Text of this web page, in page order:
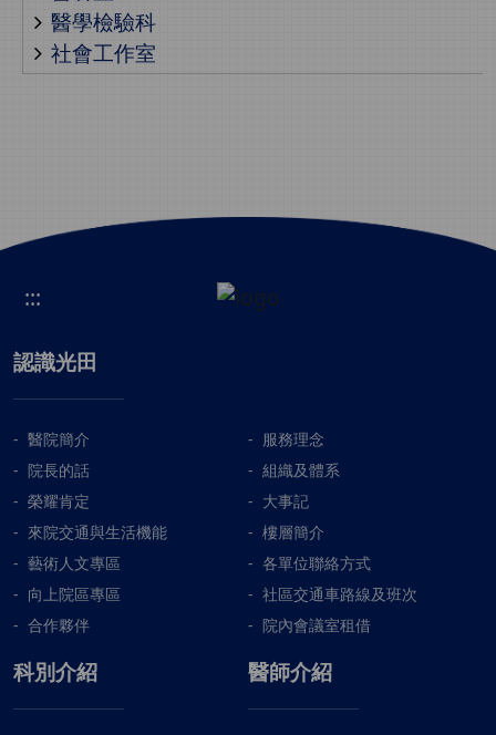
醫學檢驗科
社會工作室
:::
認識光田
醫院簡介
服務理念
院長的話
組織及體系
榮耀肯定
大事記
來院交通與生活機能
樓層簡介
藝術人文專區
各單位聯絡方式
向上院區專區
社區交通車路線及班次
合作夥伴
院內會議室租借
科別介紹 醫師介紹